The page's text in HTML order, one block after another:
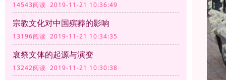
14543阅读 2019-11-21 10:36:49
宗教文化对中国殡葬的影响
13196阅读 2019-11-21 10:34:35
哀祭文体的起源与演变
13242阅读 2019-11-21 10:30:38